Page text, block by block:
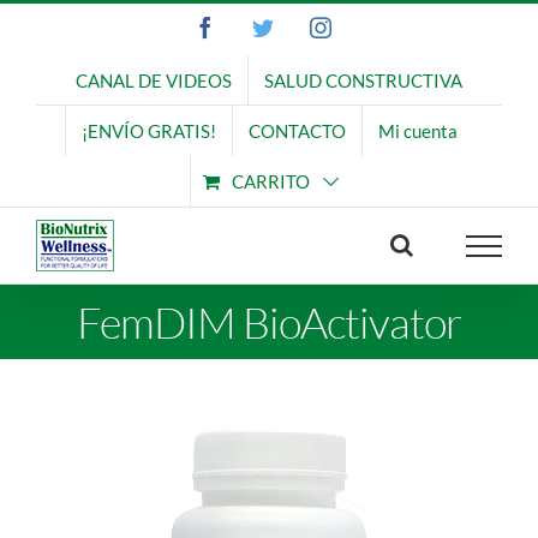
contenido
FacebookTwitterInstagram
CANAL DE VIDEOS SALUD CONSTRUCTIVA
¡ENVÍO GRATIS! CONTACTO Mi cuenta
CARRITO
FemDIM BioActivator